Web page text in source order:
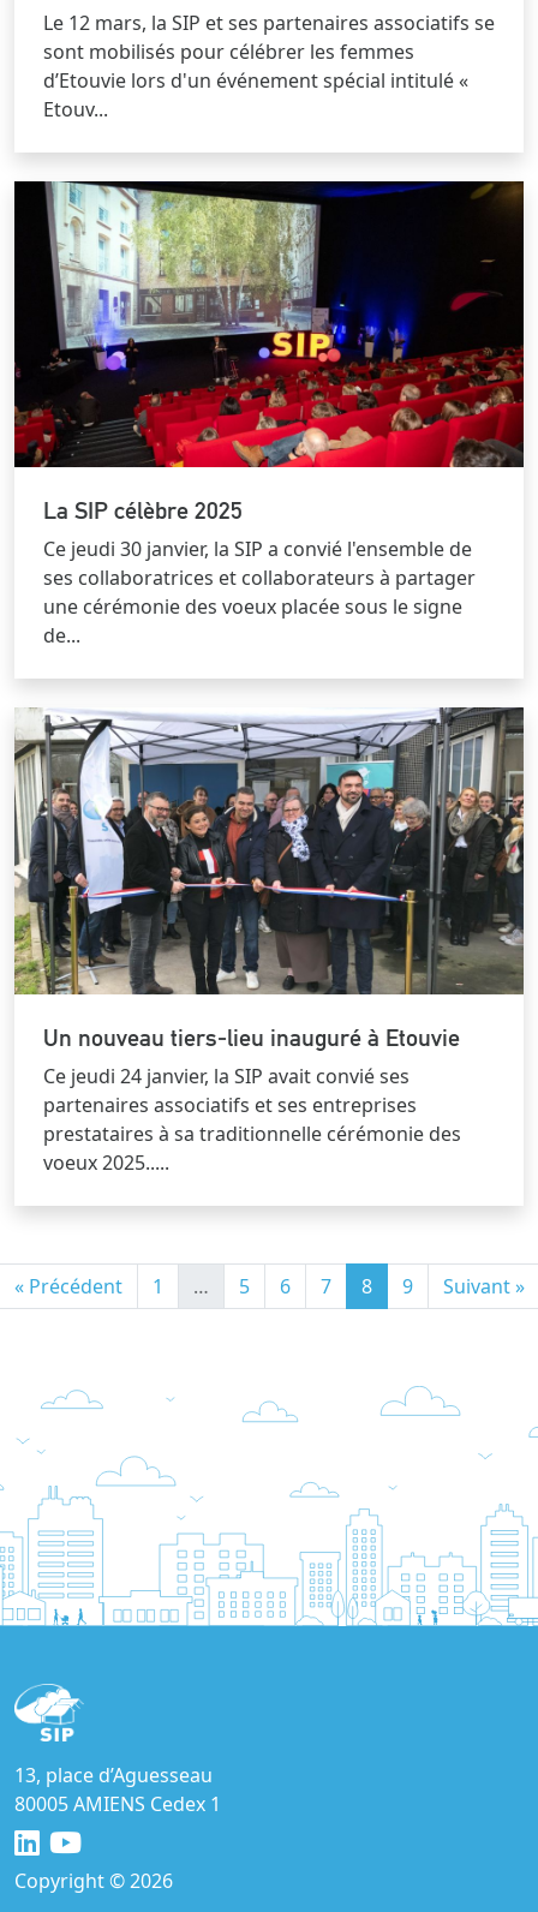
Le 12 mars, la SIP et ses partenaires associatifs se
sont mobilisés pour célébrer les femmes
d’Etouvie lors d'un événement spécial intitulé «
Etouv...
La SIP célèbre 2025
Ce jeudi 30 janvier, la SIP a convié l'ensemble de
ses collaboratrices et collaborateurs à partager
une cérémonie des voeux placée sous le signe
de...
Un nouveau tiers-lieu inauguré à Etouvie
Ce jeudi 24 janvier, la SIP avait convié ses
partenaires associatifs et ses entreprises
prestataires à sa traditionnelle cérémonie des
voeux 2025.....
« Précédent 1 … 5 6 7 8 9 Suivant »
13, place d’Aguesseau
80005 AMIENS Cedex 1
Copyright © 2026